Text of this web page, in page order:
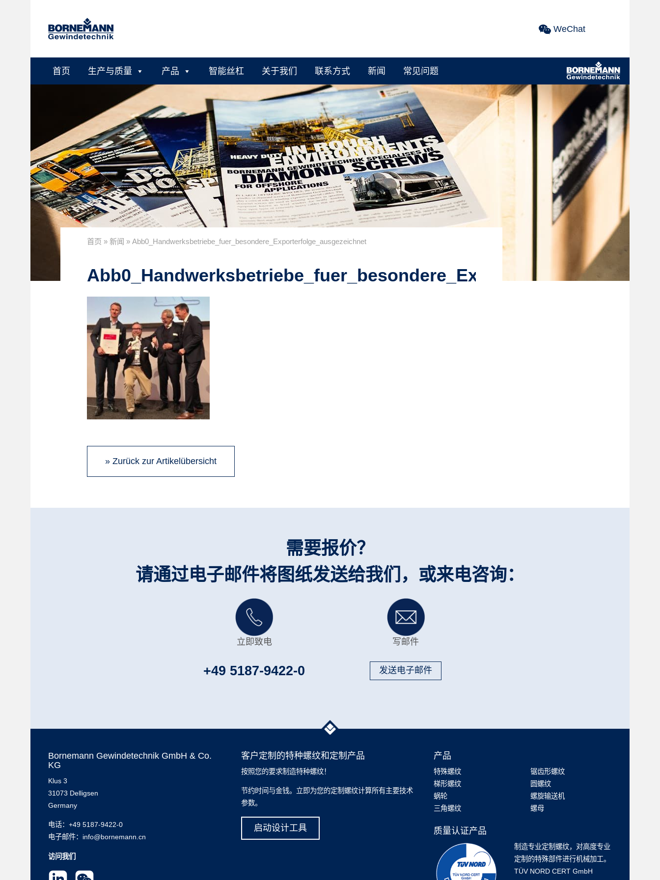
WeChat
首页 生产与质量 产品 智能丝杠 关于我们 联系方式 新闻 常见问题 Menüeintrag
首页 » 新闻 » Abb0_Handwerksbetriebe_fuer_besondere_Exporterfolge_ausgezeichnet
» Zurück zur Artikelübersicht
需要报价？
请通过电子邮件将图纸发送给我们，或来电咨询：
立即致电
+49 5187-9422-0
写邮件
发送电子邮件
Bornemann Gewindetechnik GmbH & Co.
KG
Klus 3
31073 Delligsen
Germany
电话： +49 5187-9422-0
电子邮件：info@bornemann.cn
访问我们
客户定制的特种螺纹和定制产品
按照您的要求制造特种螺纹！
节约时间与金钱。立即为您的定制螺纹计算所有主要技术
参数。
启动设计工具
产品
特殊螺纹
梯形螺纹
蜗轮
三角螺纹
锯齿形螺纹
圆螺纹
螺旋输送机
螺母
质量认证产品
制造专业定制螺纹，对高度专业
定制的特殊部件进行机械加工。
TÜV NORD CERT GmbH